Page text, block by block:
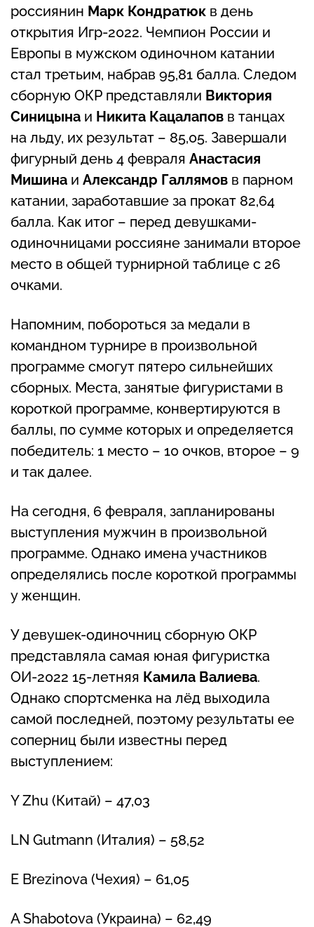
россиянин Марк Кондратюк в день
открытия Игр-2022. Чемпион России и
Европы в мужском одиночном катании
стал третьим, набрав 95,81 балла. Следом
сборную ОКР представляли Виктория
Синицына и Никита Кацалапов в танцах
на льду, их результат – 85,05. Завершали
фигурный день 4 февраля Анастасия
Мишина и Александр Галлямов в парном
катании, заработавшие за прокат 82,64
балла. Как итог – перед девушками-
одиночницами россияне занимали второе
место в общей турнирной таблице с 26
очками.
Напомним, побороться за медали в
командном турнире в произвольной
программе смогут пятеро сильнейших
сборных. Места, занятые фигуристами в
короткой программе, конвертируются в
баллы, по сумме которых и определяется
победитель: 1 место – 10 очков, второе – 9
и так далее.
На сегодня, 6 февраля, запланированы
выступления мужчин в произвольной
программе. Однако имена участников
определялись после короткой программы
у женщин.
У девушек-одиночниц сборную ОКР
представляла самая юная фигуристка
ОИ-2022 15-летняя Камила Валиева.
Однако спортсменка на лёд выходила
самой последней, поэтому результаты ее
соперниц были известны перед
выступлением:
Y Zhu (Китай) – 47,03
LN Gutmann (Италия) – 58,52
E Brezinova (Чехия) – 61,05
A Shabotova (Украина) – 62,49